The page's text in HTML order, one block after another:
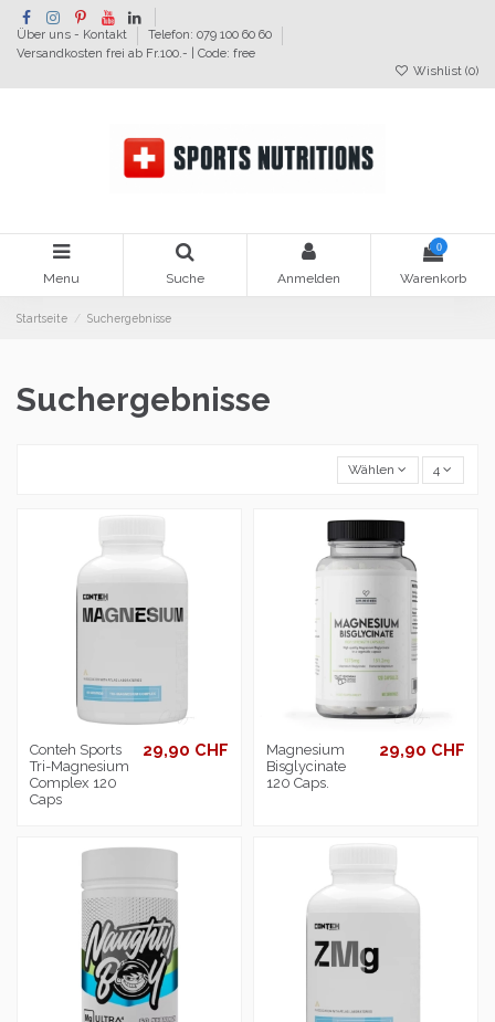
Über uns - Kontakt
Telefon: 079 100 60 60
Versandkosten frei ab Fr.100.- | Code: free
Wishlist (0)
Menu Suche Anmelden
0
Warenkorb
Startseite Suchergebnisse
Suchergebnisse
Wählen 4
Conteh Sports
Tri-Magnesium
Complex 120
Caps
29,90 CHF
Magnesium
Bisglycinate
120 Caps.
29,90 CHF